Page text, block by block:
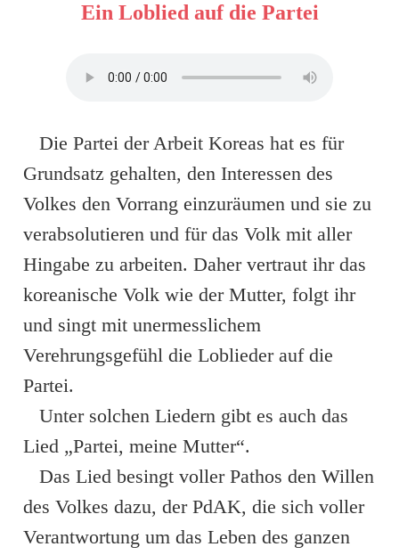
Ein Loblied auf die Partei
Die Partei der Arbeit Koreas hat es für
Grundsatz gehalten, den Interessen des
Volkes den Vorrang einzuräumen und sie zu
verabsolutieren und für das Volk mit aller
Hingabe zu arbeiten. Daher vertraut ihr das
koreanische Volk wie der Mutter, folgt ihr
und singt mit unermesslichem
Verehrungsgefühl die Loblieder auf die
Partei.
Unter solchen Liedern gibt es auch das
Lied „Partei, meine Mutter“.
Das Lied besingt voller Pathos den Willen
des Volkes dazu, der PdAK, die sich voller
Verantwortung um das Leben des ganzen